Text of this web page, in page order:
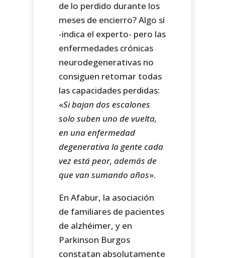
de lo perdido durante los
meses de encierro? Algo sí
-indica el experto- pero las
enfermedades crónicas
neurodegenerativas no
consiguen retomar todas
las capacidades perdidas:
«Si bajan dos escalones
solo suben uno de vuelta,
en una enfermedad
degenerativa la gente cada
vez está peor, además de
que van sumando años».
En Afabur, la asociación
de familiares de pacientes
de alzhéimer, y en
Parkinson Burgos
constatan absolutamente